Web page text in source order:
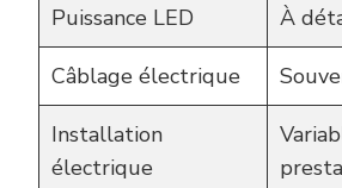
Puissance LED À
Câblage électrique
Installation
électrique